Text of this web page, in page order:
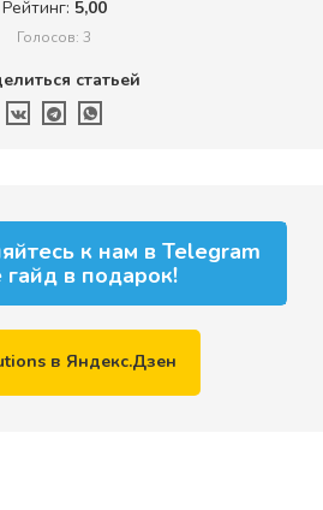
Рейтинг: 5,00
Голосов: 3
статьей
к нам в Telegram
гайд в подарок!
в Яндекс.Дзен